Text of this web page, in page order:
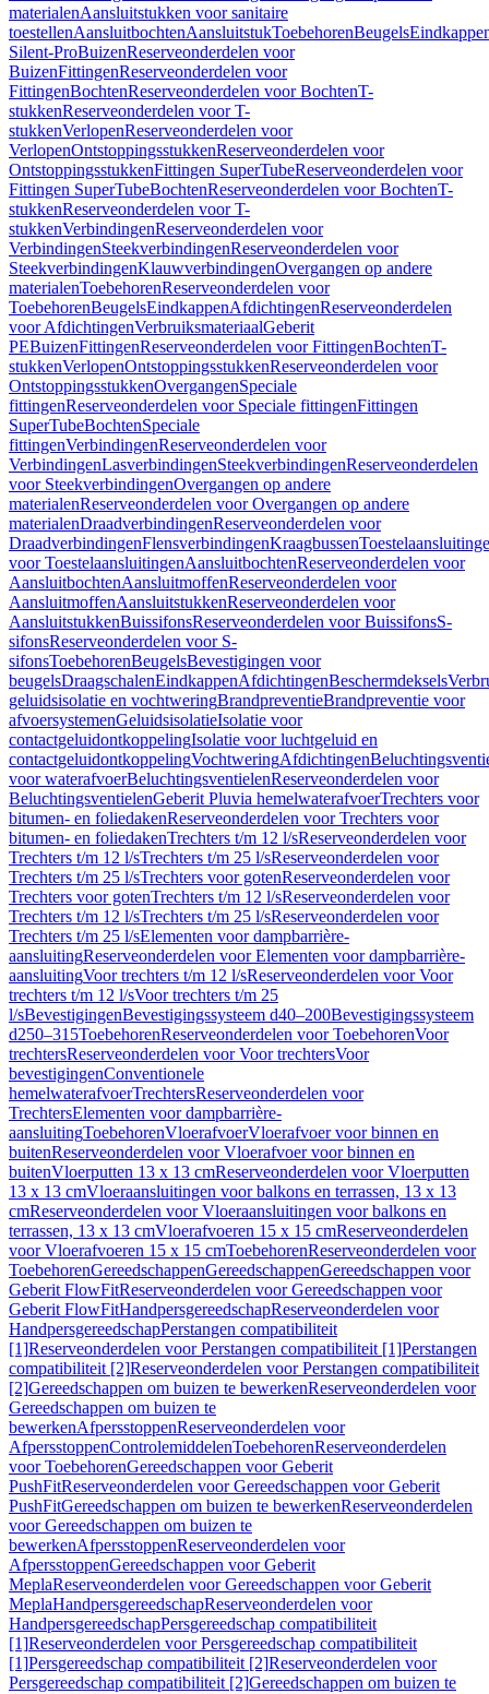
materialenAansluitstukken voor sanitaire
toestellenAansluitbochtenAansluitstukToebehorenBeugels
Silent-ProBuizenReserveonderdelen voor
BuizenFittingenReserveonderdelen voor
FittingenBochtenReserveonderdelen voor BochtenT-
stukkenReserveonderdelen voor T-
stukkenVerlopenReserveonderdelen voor
VerlopenOntstoppingsstukkenReserveonderdelen voor
OntstoppingsstukkenFittingen SuperTubeReserveonderdelen voor
Fittingen SuperTubeBochtenReserveonderdelen voor BochtenT-
stukkenReserveonderdelen voor T-
stukkenVerbindingenReserveonderdelen voor
VerbindingenSteekverbindingenReserveonderdelen voor
SteekverbindingenKlauwverbindingenOvergangen op andere
materialenToebehorenReserveonderdelen voor
ToebehorenBeugelsEindkappenAfdichtingenReserveonderdelen
voor AfdichtingenVerbruiksmateriaalGeberit
PEBuizenFittingenReserveonderdelen voor FittingenBochtenT-
stukkenVerlopenOntstoppingsstukkenReserveonderdelen voor
OntstoppingsstukkenOvergangenSpeciale
fittingenReserveonderdelen voor Speciale fittingenFittingen
SuperTubeBochtenSpeciale
fittingenVerbindingenReserveonderdelen voor
VerbindingenLasverbindingenSteekverbindingenReserveonderdelen
voor SteekverbindingenOvergangen op andere
materialenReserveonderdelen voor Overgangen op andere
materialenDraadverbindingenReserveonderdelen voor
DraadverbindingenFlensverbindingenKraagbussen
voor ToestelaansluitingenAansluitbochtenReserveonderdelen voor
AansluitbochtenAansluitmoffenReserveonderdelen voor
AansluitmoffenAansluitstukkenReserveonderdelen voor
AansluitstukkenBuissifonsReserveonderdelen voor BuissifonsS-
sifonsReserveonderdelen voor S-
sifonsToebehorenBeugelsBevestigingen voor
beugelsDraagschalenEindkappenAfdichtingenBeschermdeksels
geluidsisolatie en vochtweringBrandpreventieBrandpreventie voor
afvoersystemenGeluidsisolatieIsolatie voor
contactgeluidontkoppelingIsolatie voor luchtgeluid en
contactgeluidontkoppelingVochtweringAfdichtingen
voor waterafvoerBeluchtingsventielenReserveonderdelen voor
BeluchtingsventielenGeberit Pluvia hemelwaterafvoerTrechters voor
bitumen- en foliedakenReserveonderdelen voor Trechters voor
bitumen- en foliedakenTrechters t/m 12 l/sReserveonderdelen voor
Trechters t/m 12 l/sTrechters t/m 25 l/sReserveonderdelen voor
Trechters t/m 25 l/sTrechters voor gotenReserveonderdelen voor
Trechters voor gotenTrechters t/m 12 l/sReserveonderdelen voor
Trechters t/m 12 l/sTrechters t/m 25 l/sReserveonderdelen voor
Trechters t/m 25 l/sElementen voor dampbarrière-
aansluitingReserveonderdelen voor Elementen voor dampbarrière-
aansluitingVoor trechters t/m 12 l/sReserveonderdelen voor Voor
trechters t/m 12 l/sVoor trechters t/m 25
l/sBevestigingenBevestigingssysteem d40–200Bevestigingssysteem
d250–315ToebehorenReserveonderdelen voor ToebehorenVoor
trechtersReserveonderdelen voor Voor trechtersVoor
bevestigingenConventionele
hemelwaterafvoerTrechtersReserveonderdelen voor
TrechtersElementen voor dampbarrière-
aansluitingToebehorenVloerafvoerVloerafvoer voor binnen en
buitenReserveonderdelen voor Vloerafvoer voor binnen en
buitenVloerputten 13 x 13 cmReserveonderdelen voor Vloerputten
13 x 13 cmVloeraansluitingen voor balkons en terrassen, 13 x 13
cmReserveonderdelen voor Vloeraansluitingen voor balkons en
terrassen, 13 x 13 cmVloerafvoeren 15 x 15 cmReserveonderdelen
voor Vloerafvoeren 15 x 15 cmToebehorenReserveonderdelen voor
ToebehorenGereedschappenGereedschappenGereedschappen voor
Geberit FlowFitReserveonderdelen voor Gereedschappen voor
Geberit FlowFitHandpersgereedschapReserveonderdelen voor
HandpersgereedschapPerstangen compatibiliteit
[1]Reserveonderdelen voor Perstangen compatibiliteit [1]Perstangen
compatibiliteit [2]Reserveonderdelen voor Perstangen compatibiliteit
[2]Gereedschappen om buizen te bewerkenReserveonderdelen voor
Gereedschappen om buizen te
bewerkenAfpersstoppenReserveonderdelen voor
AfpersstoppenControlemiddelenToebehorenReserveonderdelen
voor ToebehorenGereedschappen voor Geberit
PushFitReserveonderdelen voor Gereedschappen voor Geberit
PushFitGereedschappen om buizen te bewerkenReserveonderdelen
voor Gereedschappen om buizen te
bewerkenAfpersstoppenReserveonderdelen voor
AfpersstoppenGereedschappen voor Geberit
MeplaReserveonderdelen voor Gereedschappen voor Geberit
MeplaHandpersgereedschapReserveonderdelen voor
HandpersgereedschapPersgereedschap compatibiliteit
[1]Reserveonderdelen voor Persgereedschap compatibiliteit
[1]Persgereedschap compatibiliteit [2]Reserveonderdelen voor
Persgereedschap compatibiliteit [2]Gereedschappen om buizen te